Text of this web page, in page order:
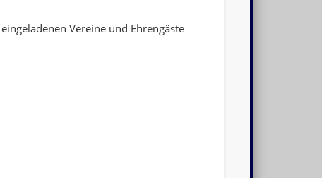
Vereine und Ehrengäste